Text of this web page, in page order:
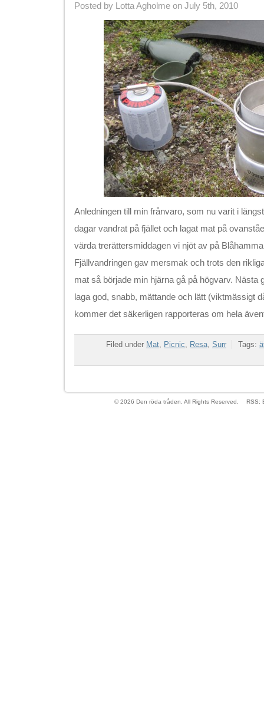
Posted by Lotta Agholme on July 5th, 2010
Anledningen till min frånvaro, som nu varit i
dagar vandrat på fjället och lagat mat på
värda trerättersmiddagen vi njöt av på
Fjällvandringen gav mersmak och trots den
mat så började min hjärna gå på högvarv. Nästa
laga god, snabb, mättande och lätt (viktmässigt
kommer det säkerligen rapporteras om hela
Filed under Mat, Picnic, Resa, Surr Tags:
© 2026 Den röda tråden. All Rights Reserved. RSS: